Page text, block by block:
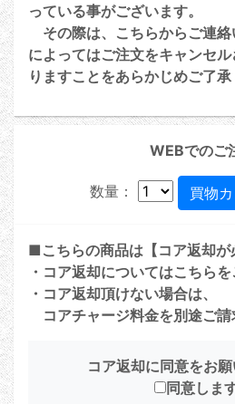
っている事がございます。
その際は、こちらからご連
によってはご注文をキャンセ
りますことをあらかじめご了承
WEBでのご
数量：
■こちらの商品は【コア返却が
・コア返却についてはこちらを
・コア返却頂けない場合は、
コアチャージ料金を別途ご請
コア返却に同意をお願
同意します